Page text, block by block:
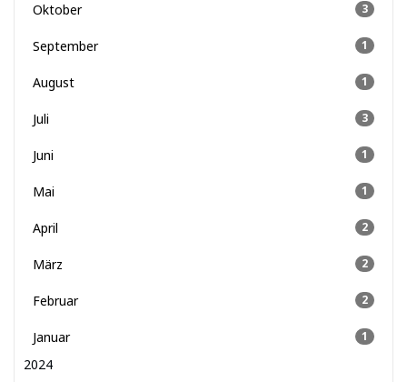
Oktober 3
September 1
August 1
Juli 3
Juni 1
Mai 1
April 2
März 2
Februar 2
Januar 1
2024